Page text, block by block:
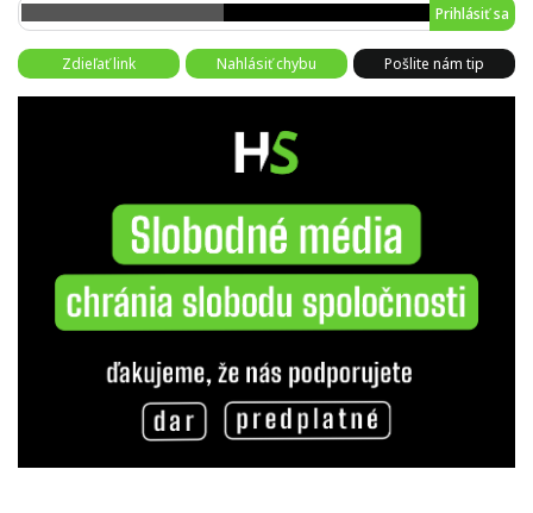
Prihlásiť sa
Zdieľať link Nahlásiť chybu Pošlite nám tip